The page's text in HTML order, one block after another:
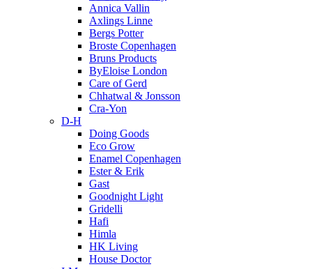
Annica Vallin
Axlings Linne
Bergs Potter
Broste Copenhagen
Bruns Products
ByEloise London
Care of Gerd
Chhatwal & Jonsson
Cra-Yon
D-H
Doing Goods
Eco Grow
Enamel Copenhagen
Ester & Erik
Gast
Goodnight Light
Gridelli
Hafi
Himla
HK Living
House Doctor